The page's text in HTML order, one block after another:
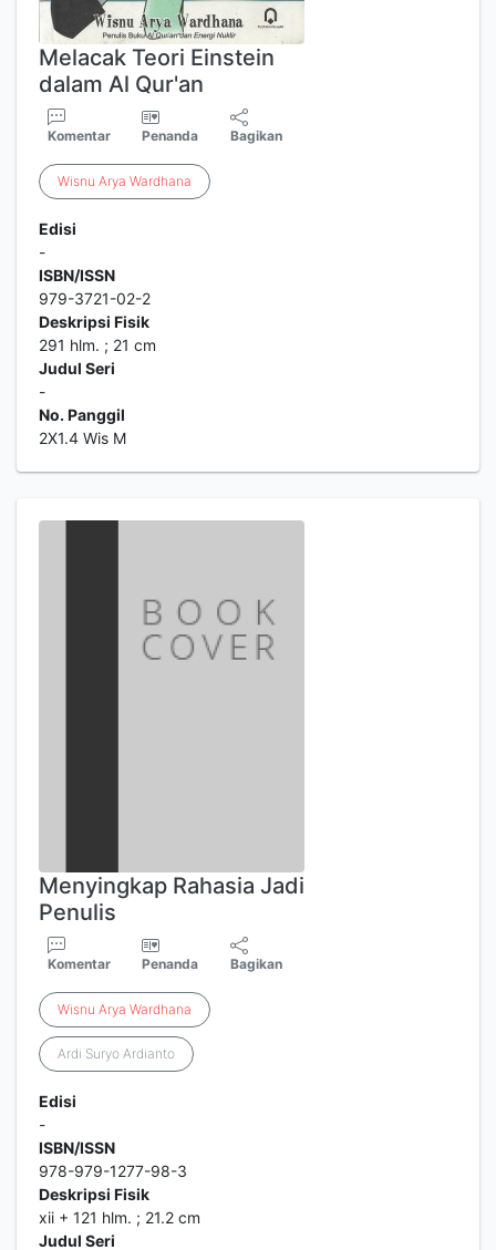
Melacak Teori Einstein
dalam Al Qur'an
Komentar Penanda Bagikan
Wisnu Arya Wardhana
Edisi
-
ISBN/ISSN
979-3721-02-2
Deskripsi Fisik
291 hlm. ; 21 cm
Judul Seri
-
No. Panggil
2X1.4 Wis M
Menyingkap Rahasia Jadi
Penulis
Komentar Penanda Bagikan
Wisnu Arya Wardhana
Ardi Suryo Ardianto
Edisi
-
ISBN/ISSN
978-979-1277-98-3
Deskripsi Fisik
xii + 121 hlm. ; 21.2 cm
Judul Seri